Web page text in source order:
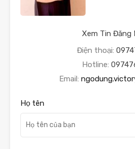
Xem Tin Đăng
Điện thoại:
Hotline:
Email:
Họ tên